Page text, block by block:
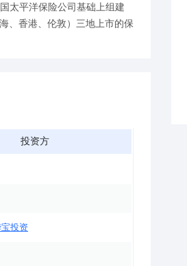
太平洋保险公司基础上组建
、香港、伦敦）三地上市的保
投资方
投资